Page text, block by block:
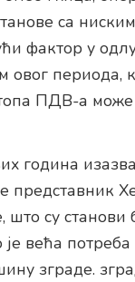
са
фактор у
периода,
ПДВ-а
година
представник
што су
већа
зграде.